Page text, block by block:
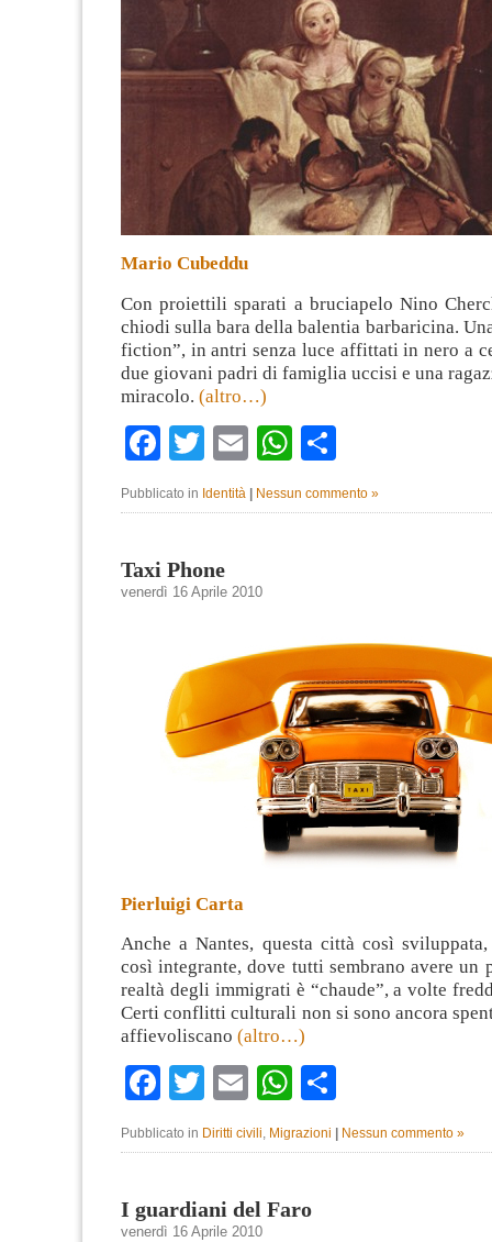
Mario Cubeddu
Con proiettili sparati a bruciapelo Nino
chiodi sulla bara della balentia barbaricina.
fiction”, in antri senza luce affittati in nero a
due giovani padri di famiglia uccisi e una
miracolo. (altro…)
Facebook
TwitterEmailWhatsApp
Pubblicato in Identità | Nessun commento »
Taxi Phone
venerdì 16 Aprile 2010
Pierluigi Carta
Anche a Nantes, questa città così
così integrante, dove tutti sembrano avere un
realtà degli immigrati è “chaude”, a volte
Certi conflitti culturali non si sono ancora
affievoliscano (altro…)
Facebook
TwitterEmailWhatsApp
Pubblicato in Diritti civili, Migrazioni Nessun commento »
I guardiani del Faro
venerdì 16 Aprile 2010